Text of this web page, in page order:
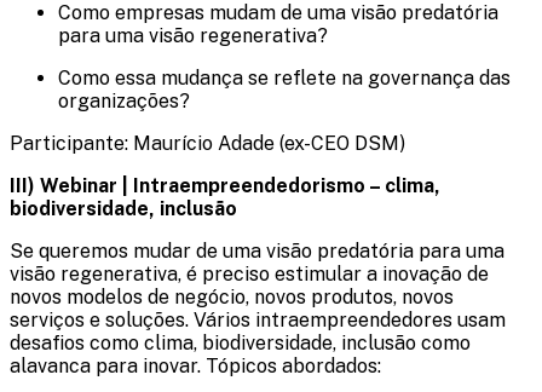
Como empresas mudam de uma visão predatória
para uma visão regenerativa?​
Como essa mudança se reflete na governança das
organizações?​
Participante:​ Maurício Adade (ex-CEO DSM)​
III) Webinar​ | Intraempreendedorismo – clima,
biodiversidade, inclusão
Se queremos mudar de uma visão predatória para uma
visão regenerativa, é preciso estimular a inovação de
novos modelos de negócio, novos produtos, novos
serviços e soluções. Vários intraempreendedores usam
desafios como clima, biodiversidade, inclusão como
alavanca para inovar. Tópicos abordados:​